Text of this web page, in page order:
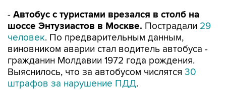
- Автобус с туристами врезался в столб на
шоссе Энтузиастов в Москве. Пострадали 29
человек. По предварительным данным,
виновником аварии стал водитель автобуса -
гражданин Молдавии 1972 года рождения.
Выяснилось, что за автобусом числятся 30
штрафов за нарушение ПДД.